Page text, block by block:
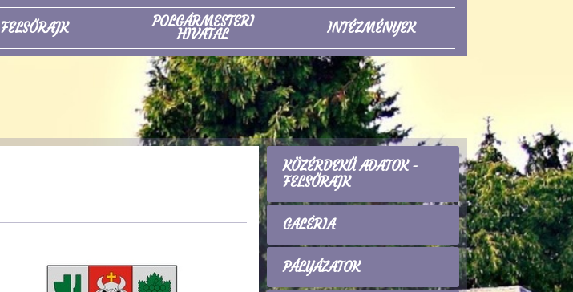
FELSŐRAJK POLGÁRMESTERI
HIVATAL INTÉZMÉNYEK
KÖZÉRDEKŰ ADATOK -
FELSŐRAJK
GALÉRIA
PÁLYÁZATOK